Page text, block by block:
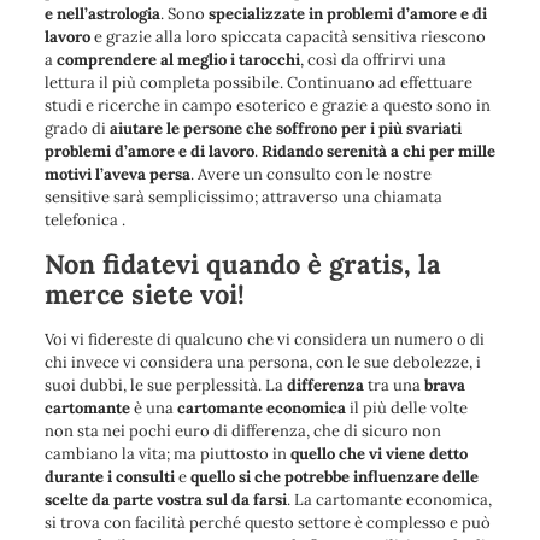
e nell’astrologia. Sono specializzate in problemi d’amore e di
lavoroe grazie alla loro spiccata capacità sensitiva riescono
acomprendere al meglio i tarocchi, così da offrirvi una
lettura il più completa possibile. Continuano ad effettuare
studi e ricerche in campo esoterico e grazie a questo sono in
grado diaiutare le persone che soffrono per i più svariati
problemi d’amore e di lavoro.Ridando serenità a chi per mille
motivi l’aveva persa. Avere un consulto con le nostre
sensitive sarà semplicissimo; attraverso una chiamata
telefonica .
Non fidatevi quando è gratis, la
merce siete voi!
Voi vi fidereste di qualcuno che vi considera un numero o di
chi invece vi considera una persona, con le sue debolezze, i
suoi dubbi, le sue perplessità. Ladifferenzatra unabrava
cartomanteè unacartomante economicail più delle volte
non sta nei pochi euro di differenza, che di sicuro non
cambiano la vita; ma piuttosto inquello che vi viene detto
durante i consultiequello si che potrebbe influenzare delle
scelte da parte vostra sul da farsi. La cartomante economica,
si trova con facilità perché questo settore è complesso e può